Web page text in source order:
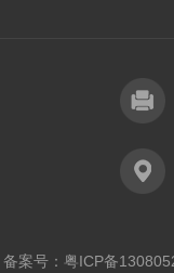
案号： 粤ICP备